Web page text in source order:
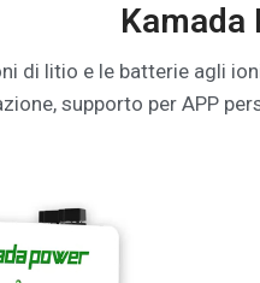
di litio e le batterie agli
supporto per APP